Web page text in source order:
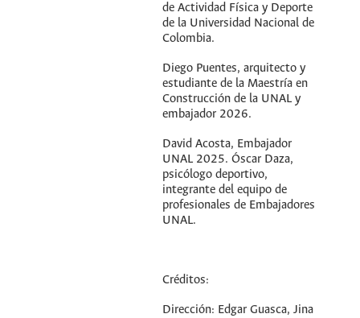
de Actividad Física y Deporte
de la Universidad Nacional de
Colombia.
Diego Puentes, arquitecto y
estudiante de la Maestría en
Construcción de la UNAL y
embajador 2026.
David Acosta, Embajador
UNAL 2025. Óscar Daza,
psicólogo deportivo,
integrante del equipo de
profesionales de Embajadores
UNAL.
Créditos:
Dirección: Edgar Guasca, Jina